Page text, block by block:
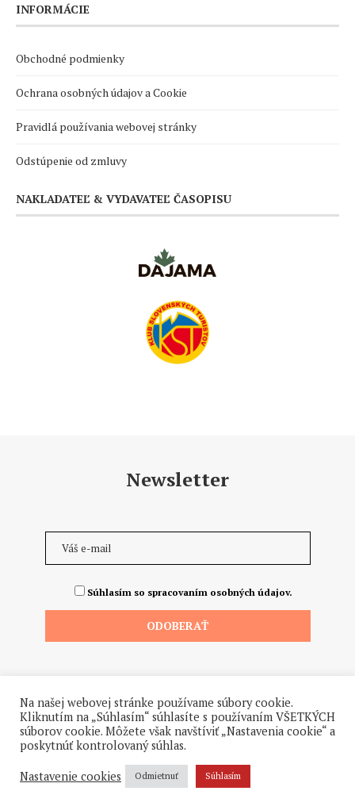
INFORMÁCIE
Obchodné podmienky
Ochrana osobných údajov a Cookie
Pravidlá používania webovej stránky
Odstúpenie od zmluvy
NAKLADATEĽ & VYDAVATEĽ ČASOPISU
Newsletter
Súhlasím so spracovaním osobných údajov.
©2026 - Všetky práva vyhradené. Hrdo a od ♥ dodalo štúdio
Na našej webovej stránke používame súbory cookie.
Kliknutím na „Súhlasím“ súhlasíte s používaním VŠETKÝCH
súborov cookie. Môžete však navštíviť „Nastavenia cookie“ a
poskytnúť kontrolovaný súhlas.
Nastavenie cookies Odmietnuť Súhlasím